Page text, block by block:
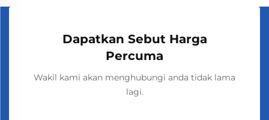
Dapatkan Sebut Harga
Percuma
Wakil kami akan menghubungi anda tidak lama
lagi.